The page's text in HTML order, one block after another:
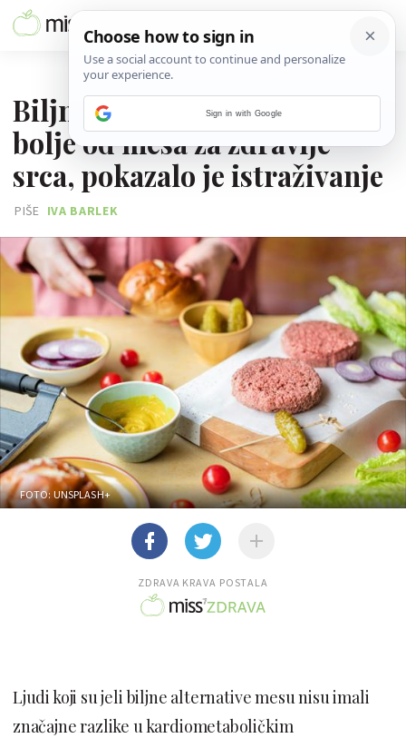
Biljne alternative mesu nisu
bolje od mesa za zdravlje
srca, pokazalo je istraživanje
PIŠE IVA BARLEK
FOTO: UNSPLASH+
ZDRAVA KRAVA POSTALA
Ljudi koji su jeli biljne alternative mesu nisu imali
značajne razlike u kardiometaboličkim
Sign in with Google